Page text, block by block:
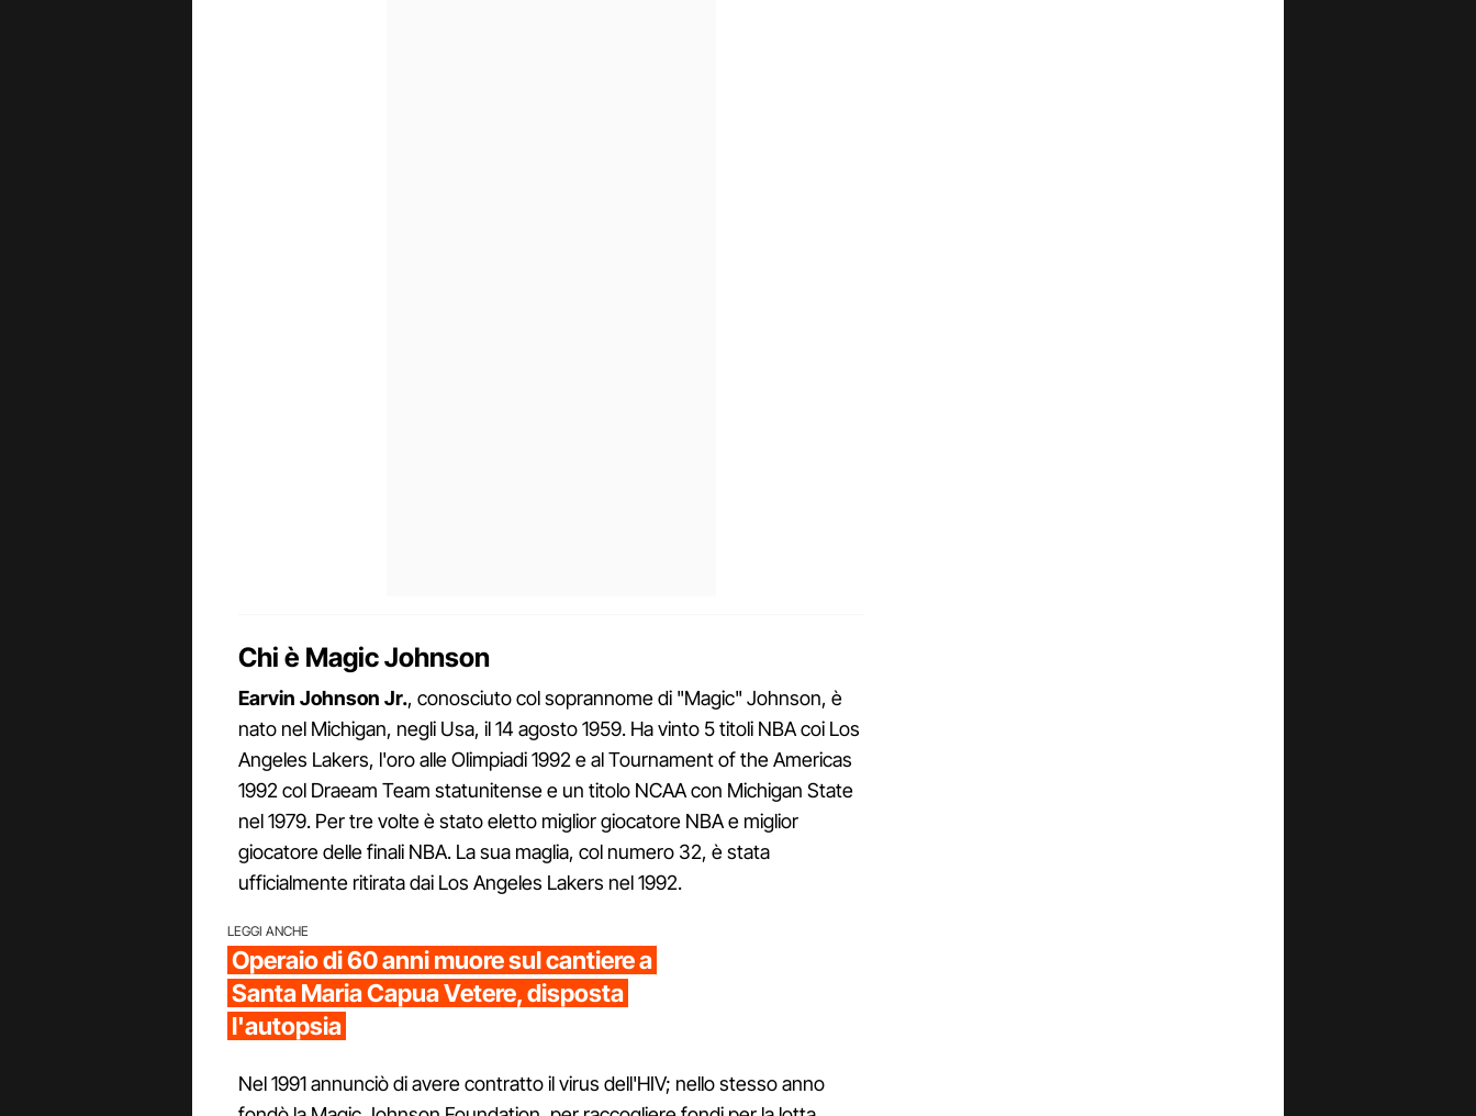
Chi è Magic Johnson
Earvin Johnson Jr., conosciuto col soprannome di "Magic" Johnson, è
nato nel Michigan, negli Usa, il 14 agosto 1959. Ha vinto 5 titoli NBA coi Los
Angeles Lakers, l'oro alle Olimpiadi 1992 e al Tournament of the Americas
1992 col Draeam Team statunitense e un titolo NCAA con Michigan State
nel 1979. Per tre volte è stato eletto miglior giocatore NBA e miglior
giocatore delle finali NBA. La sua maglia, col numero 32, è stata
ufficialmente ritirata dai Los Angeles Lakers nel 1992.
LEGGI ANCHE
Operaio di 60 anni muore sul cantiere a
Santa Maria Capua Vetere, disposta
l'autopsia
Nel 1991 annunciò di avere contratto il virus dell'HIV; nello stesso anno